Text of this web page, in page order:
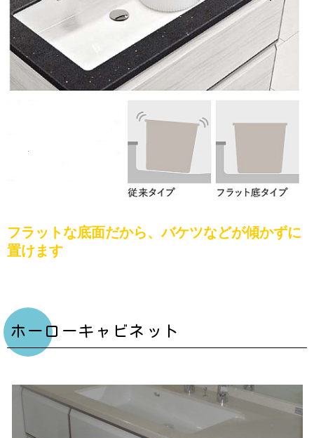
フラットな底面だから、バケツなどが傾かずに
置けます
ホーローキャビネット